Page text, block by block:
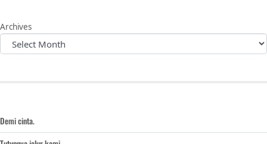
Archives
Demi cinta.